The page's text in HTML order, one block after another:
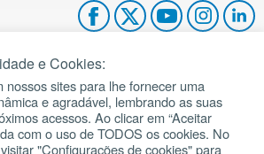
João Paulo II
de Oração
do site
e Cookies:
nossos sites para lhe fornecer uma
e agradável, lembrando as suas
acessos. Ao clicar em “Aceitar
com o uso de TODOS os cookies. No
"Configurações de cookies" para